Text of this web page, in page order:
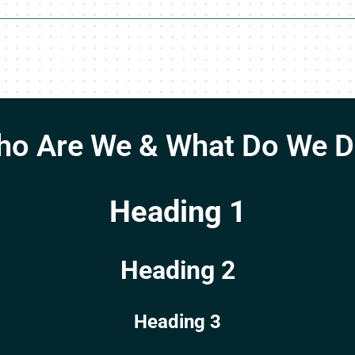
Are We & What Do We
Heading 1
Heading 2
Heading 3